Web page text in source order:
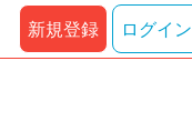
新規登録 ログイン